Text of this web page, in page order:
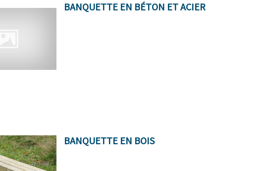
BANQUETTE EN BÉTON ET ACIER
BANQUETTE EN BOIS